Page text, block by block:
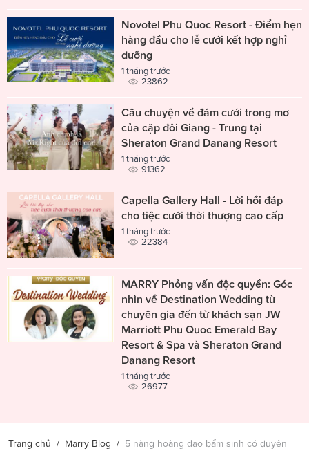
Novotel Phu Quoc Resort - Điểm hẹn
hàng đầu cho lễ cưới kết hợp nghỉ
dưỡng
1 tháng trước
23862
Câu chuyện về đám cưới trong mơ
của cặp đôi Giang - Trung tại
Sheraton Grand Danang Resort
1 tháng trước
91362
Capella Gallery Hall - Lời hồi đáp
cho tiệc cưới thời thượng cao cấp
1 tháng trước
22384
MARRY Phỏng vấn độc quyền: Góc
nhìn về Destination Wedding từ
chuyên gia đến từ khách sạn JW
Marriott Phu Quoc Emerald Bay
Resort & Spa và Sheraton Grand
Danang Resort
1 tháng trước
26977
Trang chủ / Marry Blog / 5 nàng hoàng đạo bẩm sinh có duyên